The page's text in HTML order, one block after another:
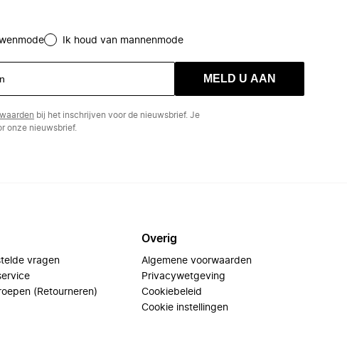
Ik houd van mannenmode
MELD U AAN
bij het inschrijven voor de nieuwsbrief. Je
onze nieuwsbrief.
vragen
(Retourneren)
Overig
Algemene voorwaarden
Privacywetgeving
Cookiebeleid
Cookie instellingen